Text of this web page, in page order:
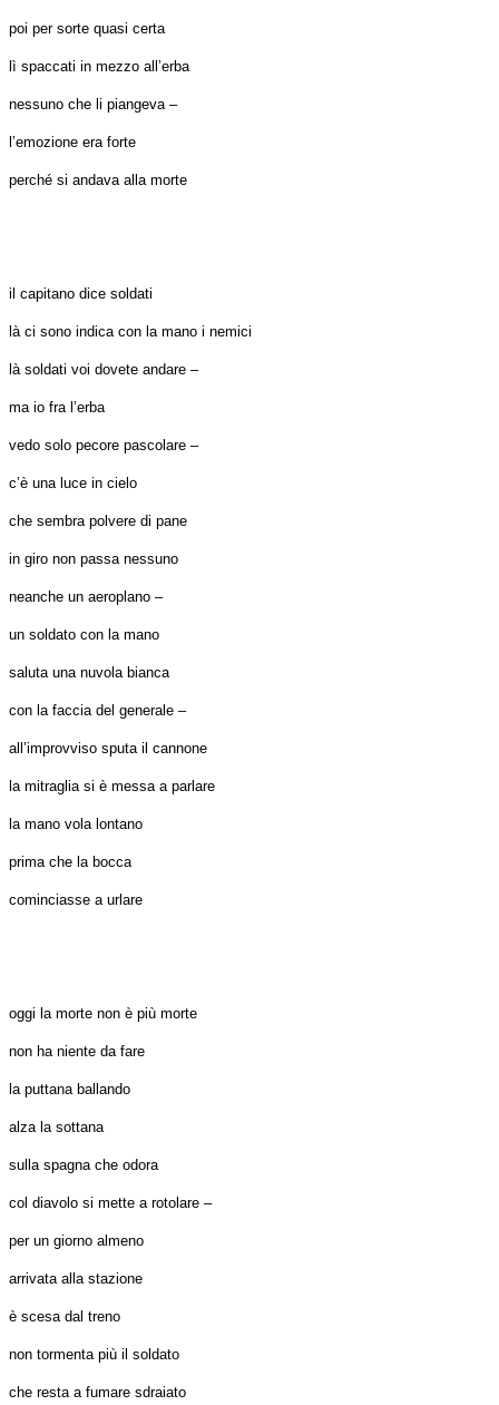
poi per sorte quasi certa
lì spaccati in mezzo all’erba
nessuno che li piangeva –
l’emozione era forte
perché si andava alla morte
il capitano dice soldati
là ci sono indica con la mano i nemici
là soldati voi dovete andare –
ma io fra l’erba
vedo solo pecore pascolare –
c’è una luce in cielo
che sembra polvere di pane
in giro non passa nessuno
neanche un aeroplano –
un soldato con la mano
saluta una nuvola bianca
con la faccia del generale –
all’improvviso sputa il cannone
la mitraglia si è messa a parlare
la mano vola lontano
prima che la bocca
cominciasse a urlare
oggi la morte non è più morte
non ha niente da fare
la puttana ballando
alza la sottana
sulla spagna che odora
col diavolo si mette a rotolare –
per un giorno almeno
arrivata alla stazione
è scesa dal treno
non tormenta più il soldato
che resta a fumare sdraiato